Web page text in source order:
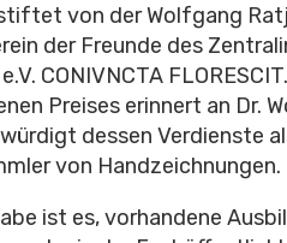
von der Wolfgang
der Freunde des
CONIVNCTA
Preises erinnert an Dr.
dessen Verdienste
von Handzeichnungen.
ist es, vorhandene